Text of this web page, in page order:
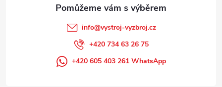
info@vystroj-vyzbroj.cz
+420 734 63 26 75
+420 605 403 261 WhatsApp